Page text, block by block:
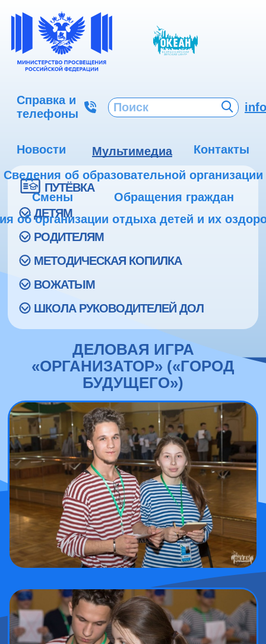
Справка и
телефоны
Новости Мультимедиа
Контакты
Сведения об образовательной организации
Смены
Обращения граждан
об организации отдыха детей и их
ПУТЁВКА
ДЕТЯМ
РОДИТЕЛЯМ
МЕТОДИЧЕСКАЯ КОПИЛКА
ВОЖАТЫМ
ШКОЛА РУКОВОДИТЕЛЕЙ ДОЛ
ДЕЛОВАЯ ИГРА
«ОРГАНИЗАТОР» («ГОРОД
БУДУЩЕГО»)